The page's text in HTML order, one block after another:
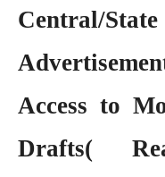
Central/
Access to
Drafts(